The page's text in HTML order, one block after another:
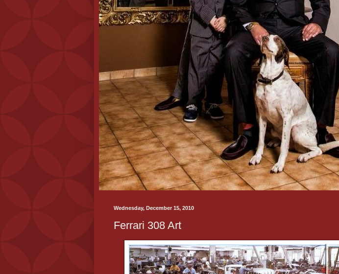
Wednesday, December 15, 2010
Ferrari 308 Art